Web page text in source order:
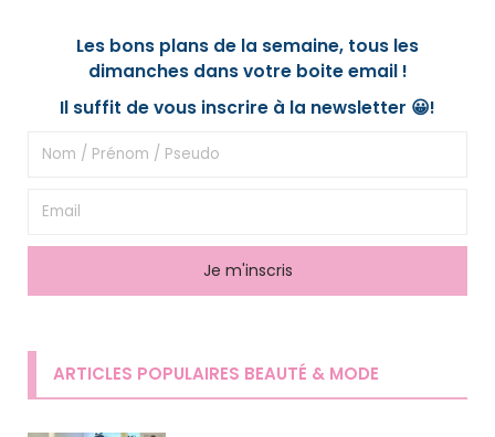
Les bons plans de la semaine, tous les
dimanches dans votre boite email !
Il suffit de vous inscrire à la newsletter 😀!
ARTICLES POPULAIRES BEAUTÉ & MODE